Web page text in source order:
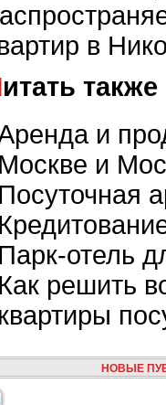
в
Читать также
и
Москве и
Посуточная
Парк-отель
Как решить
квартиры
НОВЫЕ